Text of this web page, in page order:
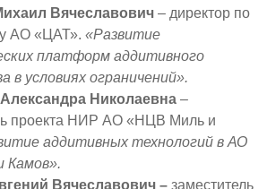
Вячеславович – директор по
АО «ЦАТ». «Развитие
платформ аддитивного
в условиях ограничений».
Николаевна –
проекта НИР АО «НЦВ Миль и
аддитивных технологий в АО
Камов».
Вячеславович – заместитель